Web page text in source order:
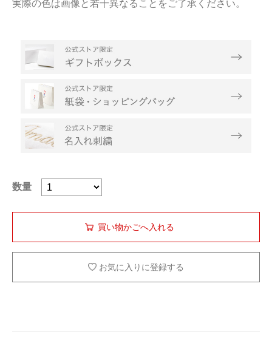
実際の色は画像と若干異なることをご了承ください。
数量
お気に入りに登録する